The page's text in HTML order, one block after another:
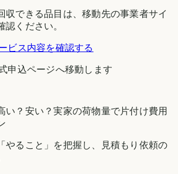
収できる品目は、移動先の事業者サイ
認ください。
ビス内容を確認する
申込ページへ移動します
い？安い？実家の荷物量で片付け費用
やること」を把握し、見積もり依頼の